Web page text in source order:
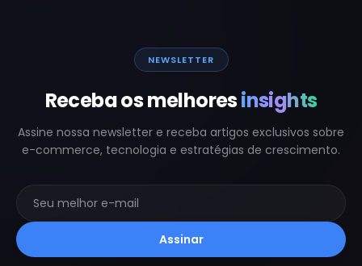
NEWSLETTER
Receba os melhoresinsights
Assine nossa newsletter e receba artigos exclusivos sobre
e-commerce, tecnologia e estratégias de crescimento.
Assinar